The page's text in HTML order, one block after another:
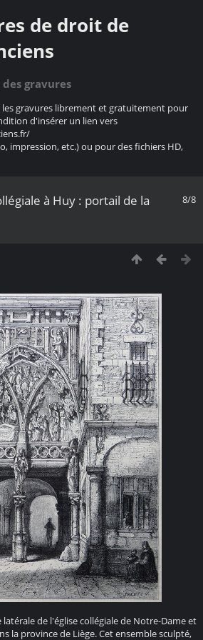
de droit de
gravures
gravures librement et gratuitement pour
d'insérer un lien vers
impression, etc.) ou pour des fichiers HD,
8/8
à Huy : portail de la
de l'église collégiale de Notre-Dame et
la province de Liège. Cet ensemble sculpté,